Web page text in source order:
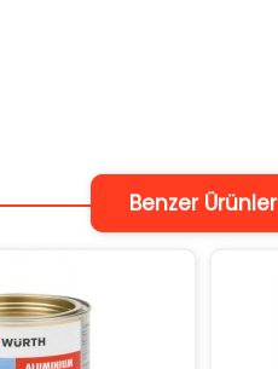
Benzer Ürünler